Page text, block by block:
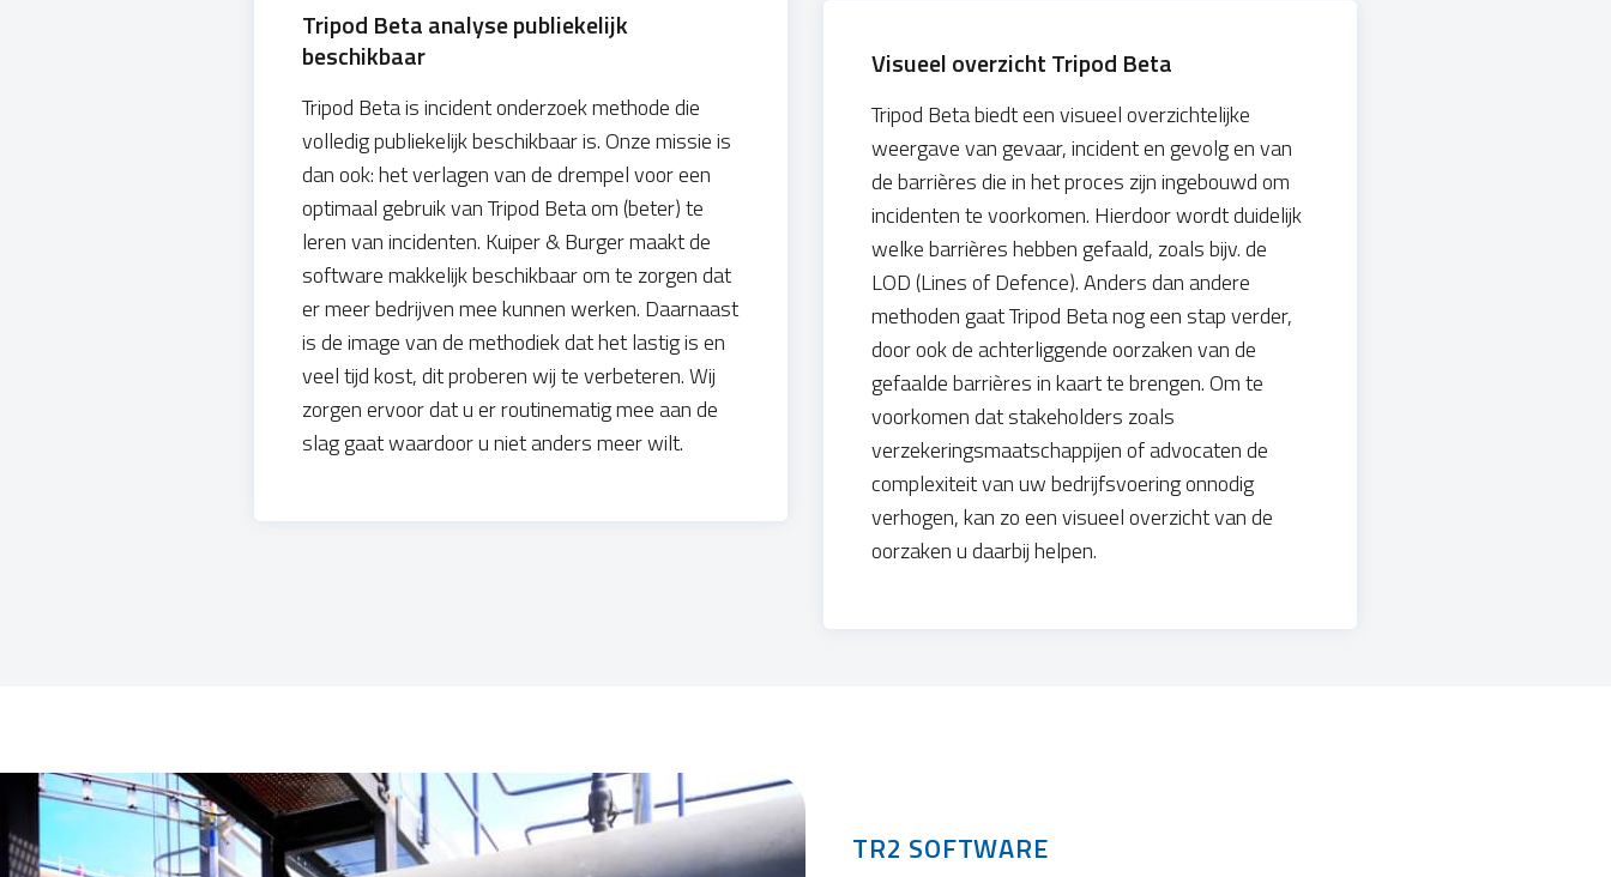
Tripod Beta analyse publiekelijk
beschikbaar
Tripod Beta is incident onderzoek methode die
volledig publiekelijk beschikbaar is. Onze missie is
dan ook: het verlagen van de drempel voor een
optimaal gebruik van Tripod Beta om (beter) te
leren van incidenten. Kuiper & Burger maakt de
software makkelijk beschikbaar om te zorgen dat
er meer bedrijven mee kunnen werken. Daarnaast
is de image van de methodiek dat het lastig is en
veel tijd kost, dit proberen wij te verbeteren. Wij
zorgen ervoor dat u er routinematig mee aan de
slag gaat waardoor u niet anders meer wilt.
Visueel overzicht Tripod Beta
Tripod Beta biedt een visueel overzichtelijke
weergave van gevaar, incident en gevolg en van
de barrières die in het proces zijn ingebouwd om
incidenten te voorkomen. Hierdoor wordt duidelijk
welke barrières hebben gefaald, zoals bijv. de
LOD (Lines of Defence). Anders dan andere
methoden gaat Tripod Beta nog een stap verder,
door ook de achterliggende oorzaken van de
gefaalde barrières in kaart te brengen. Om te
voorkomen dat stakeholders zoals
verzekeringsmaatschappijen of advocaten de
complexiteit van uw bedrijfsvoering onnodig
verhogen, kan zo een visueel overzicht van de
oorzaken u daarbij helpen.
TR2 SOFTWARE